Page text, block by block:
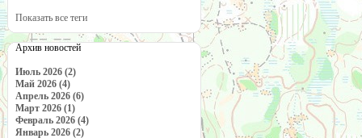
Показать все теги
Архив новостей
Июль 2026 (2)
Май 2026 (4)
Апрель 2026 (6)
Март 2026 (1)
Февраль 2026 (4)
Январь 2026 (2)